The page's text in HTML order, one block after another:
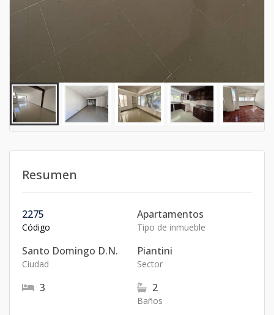
Resumen
2275
Código
Apartamentos
Tipo de inmueble
Santo Domingo D.N.
Ciudad
Piantini
Sector
3 2
Baños